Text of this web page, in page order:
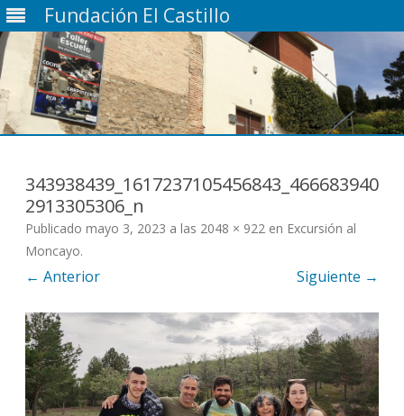
Fundación El Castillo
343938439_1617237105456843_466683940
2913305306_n
Publicado mayo 3, 2023 a las 2048 × 922 en Excursión al
Moncayo.
← Anterior Siguiente →